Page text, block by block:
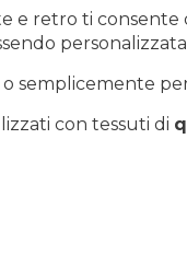
e retro ti consente
semplicemente
con tessuti di